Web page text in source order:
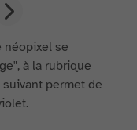
néopixel se
à la rubrique
permet de